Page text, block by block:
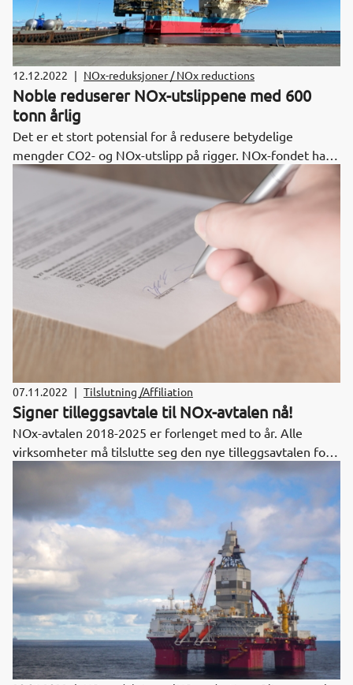
12.12.2022 | NOx-reduksjoner / NOx reductions
Noble reduserer NOx-utslippene med 600
tonn årlig
Det er et stort potensial for å redusere betydelige
mengder CO2- og NOx-utslipp på rigger. NOx-fondet har
vært på besøk på jack-up riggen Noble Invincible for å se
på NOx-reduserende tiltak som er gjennomført og gitt
støtte fra NOx-fondet.
07.11.2022 | Tilslutning /Affiliation
Signer tilleggsavtale til NOx-avtalen nå!
NOx-avtalen 2018-2025 er forlenget med to år. Alle
virksomheter må tilslutte seg den nye tilleggsavtalen for
2026-2027 for å ha rett til avgiftsfritak for statlig NOx-
avgift fra 1.1.2026.